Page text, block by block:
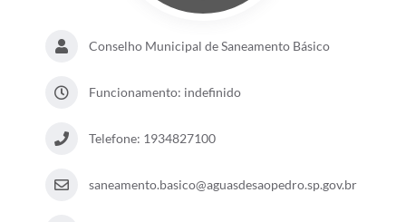
Conselho Municipal de Saneamento Básico
Funcionamento: indefinido
Telefone: 1934827100
saneamento.basico@aguasdesaopedro.sp.gov.br